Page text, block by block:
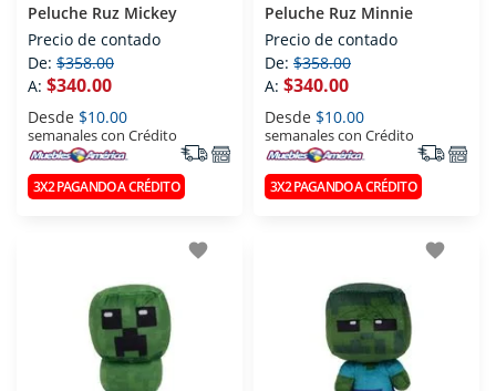
Peluche Ruz Mickey
Precio de contado
De: $358.00
A: $340.00
Desde $10.00
semanales con Crédito
3X2 PAGANDO A CRÉDITO
Peluche Ruz Minnie
Precio de contado
De: $358.00
A: $340.00
Desde $10.00
semanales con Crédito
3X2 PAGANDO A CRÉDITO
favorite favorite